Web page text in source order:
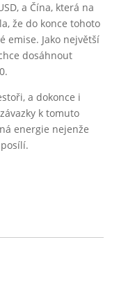
a Čína, která na
že do konce tohoto
emise. Jako největší
dosáhnout
a dokonce i
k tomuto
energie nejenže